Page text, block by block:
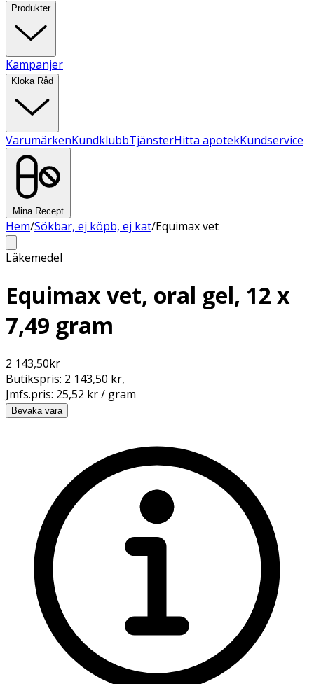
Produkter
Kampanjer
Kloka Råd
VarumärkenKundklubbTjänsterHitta apotekKundservice
Mina Recept
Hem/Sökbar, ej köpb, ej kat/Equimax vet
Läkemedel
Equimax vet, oral gel, 12 x
7,49 gram
2 143,50kr
Butikspris: 2 143,50 kr,
Jmfs.pris: 25,52 kr / gram
Bevaka vara